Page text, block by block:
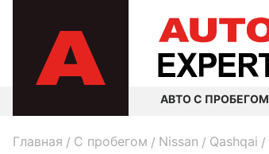
АВТО С ПРОБЕГОМ
Главная C пробегом Nissan Qashqai